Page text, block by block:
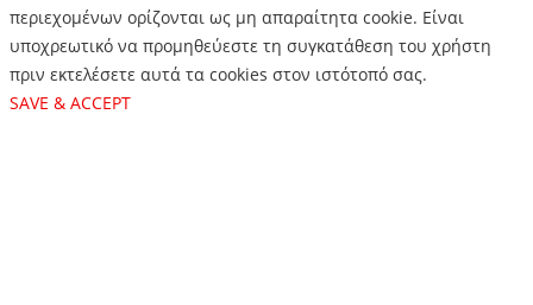
περιεχομένων ορίζονται ως μη απαραίτητα cookie. Είναι
υποχρεωτικό να προμηθεύεστε τη συγκατάθεση του χρήστη
πριν εκτελέσετε αυτά τα cookies στον ιστότοπό σας.
SAVE & ACCEPT